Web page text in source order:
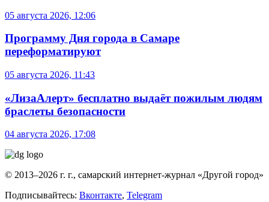
05 августа 2026, 12:06
Программу Дня города в Самаре
переформатируют
05 августа 2026, 11:43
«ЛизаАлерт» бесплатно выдаёт пожилым людям
браслеты безопасности
04 августа 2026, 17:08
© 2013–2026 г. г., самарский интернет-журнал «Другой город»
Подписывайтесь: Вконтакте, Telegram